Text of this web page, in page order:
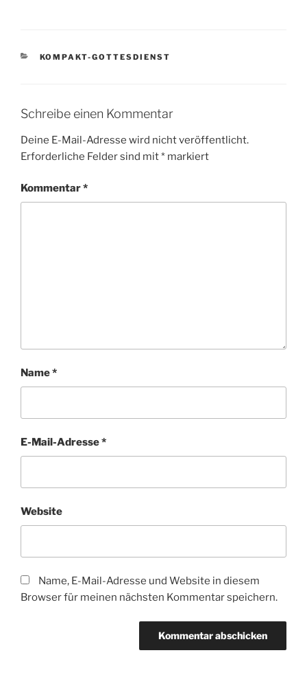
KATEGORIEN
KOMPAKT-GOTTESDIENST
Schreibe einen Kommentar
Deine E-Mail-Adresse wird nicht veröffentlicht.
Erforderliche Felder sind mit* markiert
Kommentar*
Name*
E-Mail-Adresse*
Website
Name, E-Mail-Adresse und Website in diesem
Browser für meinen nächsten Kommentar speichern.